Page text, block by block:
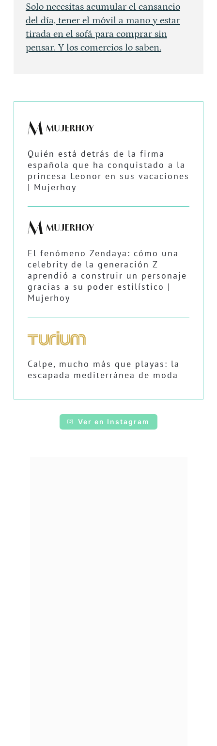
Solo necesitas acumular el cansancio
del día, tener el móvil a mano y estar
tirada en el sofá para comprar sin
pensar. Y los comercios lo saben.
Quién está detrás de la firma
española que ha conquistado a la
princesa Leonor en sus vacaciones
| Mujerhoy
El fenómeno Zendaya: cómo una
celebrity de la generación Z
aprendió a construir un personaje
gracias a su poder estilístico |
Mujerhoy
Calpe, mucho más que playas: la
escapada mediterránea de moda
Ver en Instagram